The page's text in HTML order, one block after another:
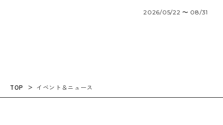
2026/05/22 〜 08/31
TOP イベント＆ニュース